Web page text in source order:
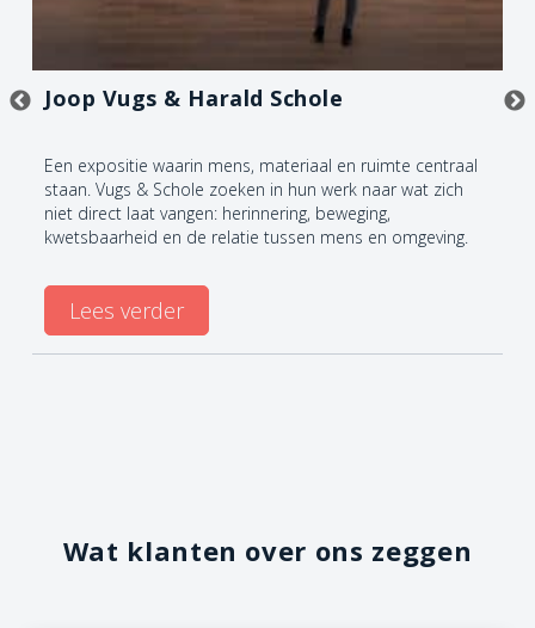
Joop Vugs & Harald Schole
Een expositie waarin mens, materiaal en ruimte centraal
staan. Vugs & Schole zoeken in hun werk naar wat zich
niet direct laat vangen: herinnering, beweging,
kwetsbaarheid en de relatie tussen mens en omgeving.
Lees verder
Wat klanten over ons zeggen